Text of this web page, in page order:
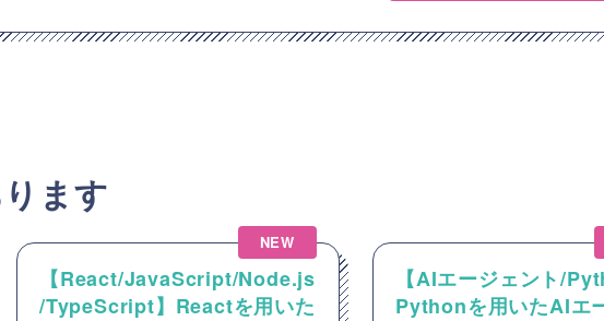
ます
NEW
【React/JavaScript/Node.js
/TypeScript】Reactを用いた
【AIエージェント/
Pythonを用いたAIエ